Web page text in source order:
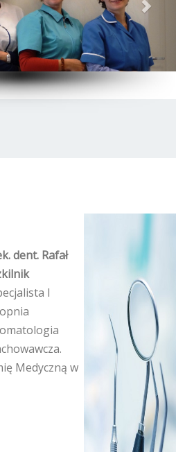
dent. Rafał
I
Medyczną w